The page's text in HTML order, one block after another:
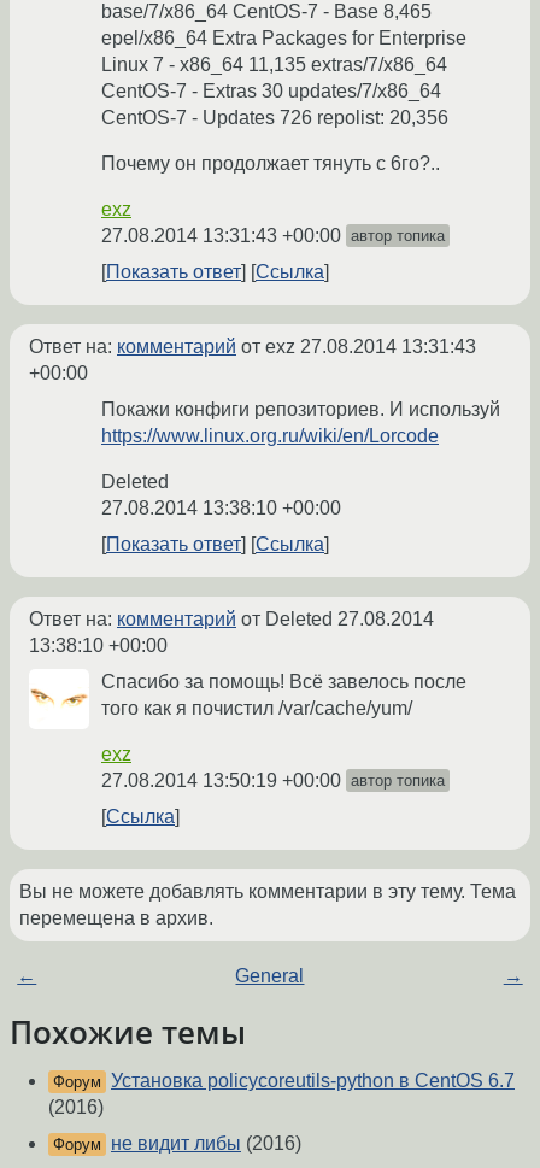
base/7/x86_64 CentOS-7 - Base 8,465
epel/x86_64 Extra Packages for Enterprise
Linux 7 - x86_64 11,135 extras/7/x86_64
CentOS-7 - Extras 30 updates/7/x86_64
CentOS-7 - Updates 726 repolist: 20,356
Почему он продолжает тянуть с 6го?..
exz
27.08.2014 13:31:43 +00:00 автор топика
Показать ответ Ссылка
Ответ на: комментарий от exz 27.08.2014 13:31:43
+00:00
Покажи конфиги репозиториев. И используй
https://www.linux.org.ru/wiki/en/Lorcode
Deleted
27.08.2014 13:38:10 +00:00
Показать ответ
Ссылка
Ответ на: комментарий от Deleted 27.08.2014
13:38:10 +00:00
Спасибо за помощь! Всё завелось после
того как я почистил /var/cache/yum/
exz
27.08.2014 13:50:19 +00:00 автор топика
Ссылка
Вы не можете добавлять комментарии в эту тему. Тема
перемещена в архив.
← General →
Похожие темы
Форум Установка policycoreutils-python в CentOS 6.7
(2016)
Форум не видит либы (2016)